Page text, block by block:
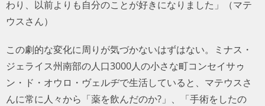
わり、以前よりも自分のことが好きになりました」（マテ
ウスさん）
この劇的な変化に周りが気づかないはずはない。ミナス・
ジェライス州南部の人口3000人の小さな町コンセイサゥ
ン・ド・オウロ・ヴェルヂで生活していると、マテウスさ
んに常に人々から「薬を飲んだのか?」、「手術をしたの